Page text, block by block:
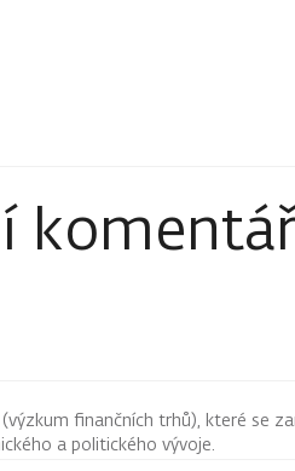
finančních trhů), které se
a politického vývoje.